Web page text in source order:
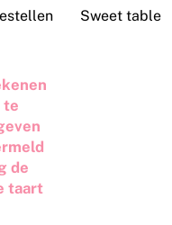
Sweet table
te
de
taart